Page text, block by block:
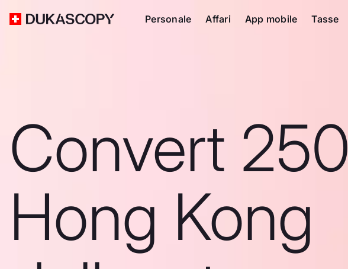
Personale Affari App mobile Tasse
Convert 250
Hong Kong